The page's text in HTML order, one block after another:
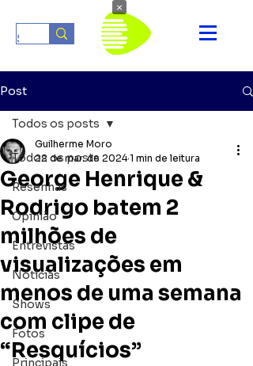
Post
Todos os posts
Resenhas
Opinião
Entrevistas
Notícias
Shows
Fotos
Principais
Todos os posts
George Henrique &
Rodrigo batem 2
milhões de
visualizações em
menos de uma semana
com clipe de
“Resquícios”
Guilherme Moro
22 de mar. de 2024 1 min de leitura
×